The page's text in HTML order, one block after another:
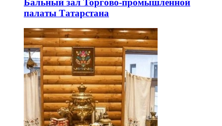
Бальный зал Торгово-промышленной
палаты Татарстана